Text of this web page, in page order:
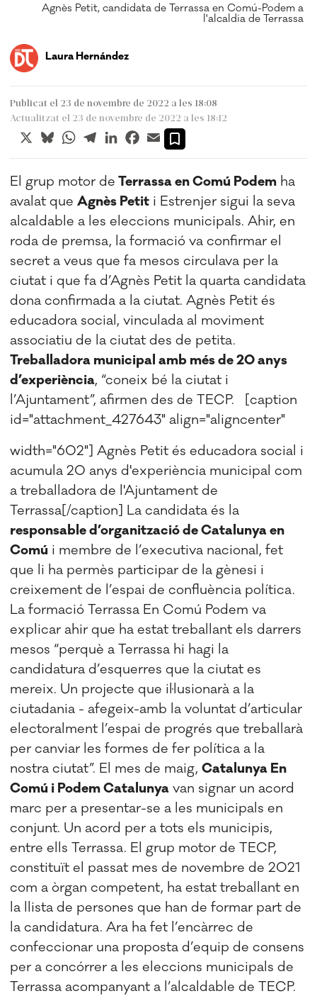
Agnès Petit, candidata de Terrassa en Comú-Podem a
l'alcaldia de Terrassa
Laura Hernández
Publicat el 23 de novembre de 2022 a les 18:08
Actualitzat el 23 de novembre de 2022 a les 18:12
X BlueskyWhatsApp
TelegramLinkedInFacebook
Email
El grup motor de Terrassa en Comú Podem ha
avalat queAgnès Petit i Estrenjer sigui la seva
alcaldable a les eleccions municipals. Ahir, en
roda de premsa, la formació va confirmar el
secret a veus que fa mesos circulava per la
ciutat i que fa d’Agnès Petit la quarta candidata
dona confirmada a la ciutat. Agnès Petit és
educadora social, vinculada al moviment
associatiu de la ciutat des de petita.
Treballadora municipal amb més de 20 anys
d’experiència, “coneix bé la ciutat i
l’Ajuntament”, afirmen des de TECP. [caption
id="attachment_427643" align="aligncenter"
width="602"] Agnès Petit és educadora social i
acumula 20 anys d'experiència municipal com
a treballadora de l'Ajuntament de
Terrassa[/caption] La candidata és la
responsable d’organització de Catalunya en
Comú i membre de l’executiva nacional, fet
que li ha permès participar de la gènesi i
creixement de l’espai de confluència política.
La formació Terrassa En Comú Podem va
explicar ahir que ha estat treballant els darrers
mesos “perquè a Terrassa hi hagi la
candidatura d’esquerres que la ciutat es
mereix. Un projecte que il·lusionarà a la
ciutadania - afegeix-amb la voluntat d’articular
electoralment l’espai de progrés que treballarà
per canviar les formes de fer política a la
nostra ciutat”. El mes de maig,Catalunya En
Comú i Podem Catalunya van signar un acord
marc per a presentar-se a les municipals en
conjunt. Un acord per a tots els municipis,
entre ells Terrassa. El grup motor de TECP,
constituït el passat mes de novembre de 2021
com a òrgan competent, ha estat treballant en
la llista de persones que han de formar part de
la candidatura. Ara ha fet l’encàrrec de
confeccionar una proposta d’equip de consens
per a concórrer a les eleccions municipals de
Terrassa acompanyant a l’alcaldable de TECP.